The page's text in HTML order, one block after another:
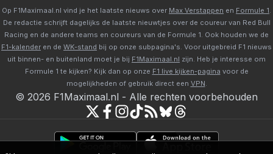
Op F1Maximaal.nl vind je het laatste nieuws over Max Verstappen en Formule 1
De redactie schrijft dagelijks de laatste nieuwtjes over de coureur van Red Bull
Racing en de andere teams en coureurs van de Formule 1. Ook houden we de
F1-kalender en de WK-stand bij op onze subpagina's. Voor uitgebreid F1 nieuws
uit binnen- en buitenland moet je bij F1Maximaal.nl zijn. Heb je interesse om
Formule 1 te kijken? Kijk dan op onze F1 live kijken-pagina voor de
mogelijkheden of gebruik direct een VPN
© 2026 F1Maximaal.nl - Alle rechten voorbehouden